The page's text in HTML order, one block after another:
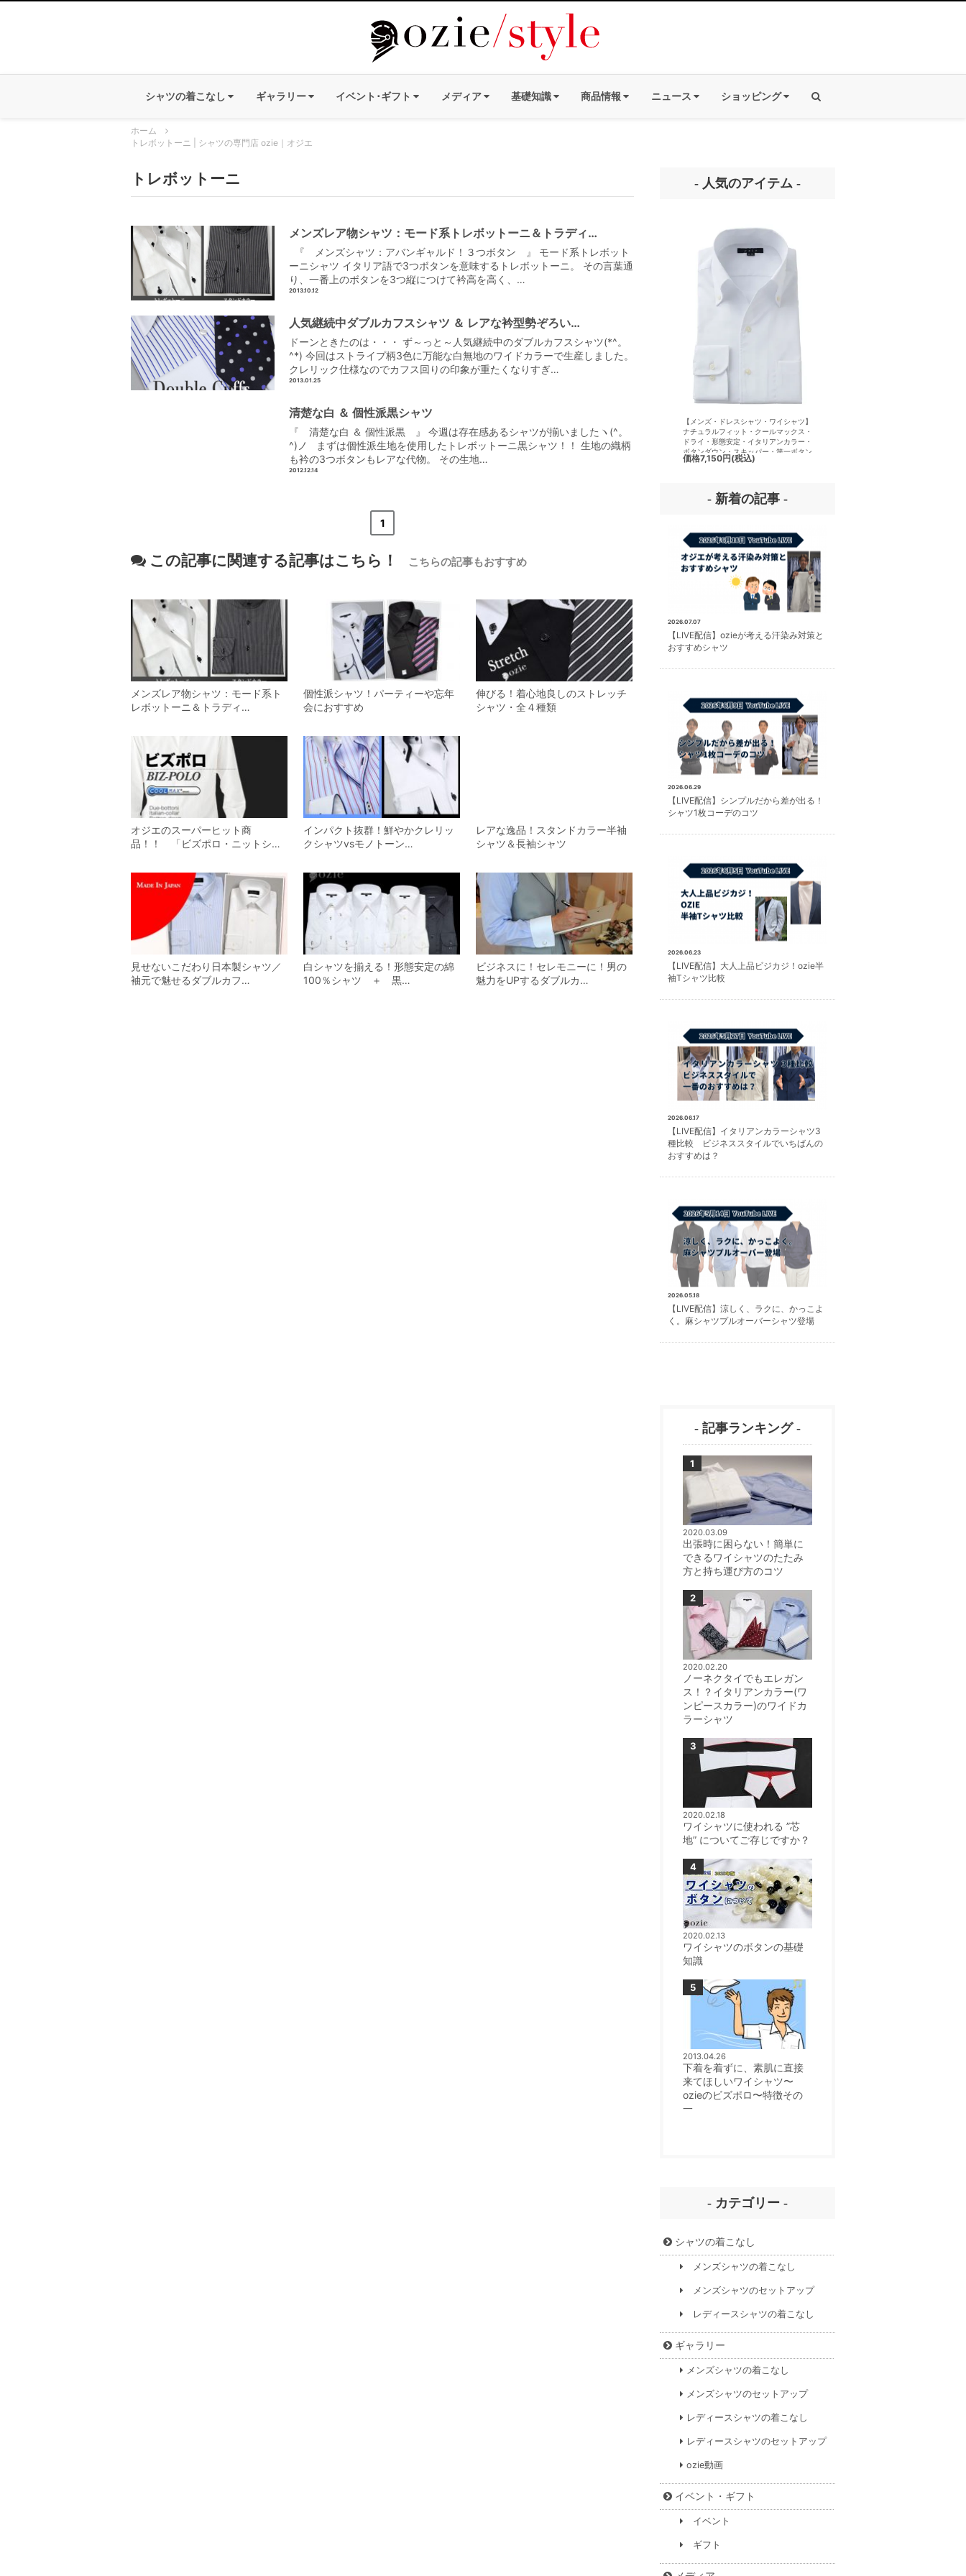
シャツの着こなし ギャラリー イベント･ギフト メディア 基礎知識 商品情報 ニュース ショッピング
ホーム
トレボットーニ | シャツの専門店 ozie｜オジエ
トレボットーニ
メンズレア物シャツ：モード系トレボットーニ＆トラディ…
『 メンズシャツ：アバンギャルド！３つボタン 』 モード系トレボット
ーニシャツ イタリア語で3つボタンを意味するトレボットーニ。 その言葉通
り、一番上のボタンを3つ縦につけて衿高を高く、…
2013.10.12
人気継続中ダブルカフスシャツ ＆ レアな衿型勢ぞろい…
ドーンときたのは・・・ ず～っと～人気継続中のダブルカフスシャツ(*^。
^*) 今回はストライプ柄3色に万能な白無地のワイドカラーで生産しました。
クレリック仕様なのでカフス回りの印象が重たくなりすぎ…
2013.01.25
清楚な白 ＆ 個性派黒シャツ
『 清楚な白 ＆ 個性派黒 』 今週は存在感あるシャツが揃いましたヽ(^。
^)ノ まずは個性派生地を使用したトレボットーニ黒シャツ！！ 生地の織柄
も衿の3つボタンもレアな代物。 その生地…
2012.12.14
1
この記事に関連する記事はこちら！ こちらの記事もおすすめ
メンズレア物シャツ：モード系ト
レボットーニ＆トラディ…
個性派シャツ！パーティーや忘年
会におすすめ
伸びる！着心地良しのストレッチ
シャツ・全４種類
オジエのスーパーヒット商
品！！ 「ビズポロ・ニットシ…
インパクト抜群！鮮やかクレリッ
クシャツvsモノトーン…
レアな逸品！スタンドカラー半袖
シャツ＆長袖シャツ
見せないこだわり日本製シャツ／
袖元で魅せるダブルカフ…
白シャツを揃える！形態安定の綿
100％シャツ ＋ 黒…
ビジネスに！セレモニーに！男の
魅力をUPするダブルカ…
- 人気のアイテム -
ナチュラルフィット・ブロード・ダブル
カフス・ホリゾンタルカラー・カッタウ
ェイ・クレリック
【メンズ・ドレスシャツ・ワイシャツ】
ナチュラルフィット・クールマックス・
ドライ・形態安定・イタリアンカラー・
ボタンダウン・スキッパー・第一ボタン
無し
価格7,150円(税込)
- 新着の記事 -
2026.07.07
【LIVE配信】ozieが考える汗染み対策と
おすすめシャツ
2026.06.29
【LIVE配信】シンプルだから差が出る！
シャツ1枚コーデのコツ
2026.06.23
【LIVE配信】大人上品ビジカジ！ozie半
袖Tシャツ比較
2026.06.17
【LIVE配信】イタリアンカラーシャツ3
種比較 ビジネススタイルでいちばんの
おすすめは？
2026.05.18
【LIVE配信】涼しく、ラクに、かっこよ
く。麻シャツプルオーバーシャツ登場
- 記事ランキング -
2020.03.09
出張時に困らない！簡単に
できるワイシャツのたたみ
方と持ち運び方のコツ
2020.02.20
ノーネクタイでもエレガン
ス！？イタリアンカラー(ワ
ンピースカラー)のワイドカ
ラーシャツ
2020.02.18
ワイシャツに使われる ”芯
地” についてご存じですか？
2020.02.13
ワイシャツのボタンの基礎
知識
2013.04.26
下着を着ずに、素肌に直接
来てほしいワイシャツ〜
ozieのビズポロ〜特徴その
一
- カテゴリー -
シャツの着こなし
メンズシャツの着こなし
メンズシャツのセットアップ
レディースシャツの着こなし
ギャラリー
メンズシャツの着こなし
メンズシャツのセットアップ
レディースシャツの着こなし
レディースシャツのセットアップ
ozie動画
イベント・ギフト
イベント
ギフト